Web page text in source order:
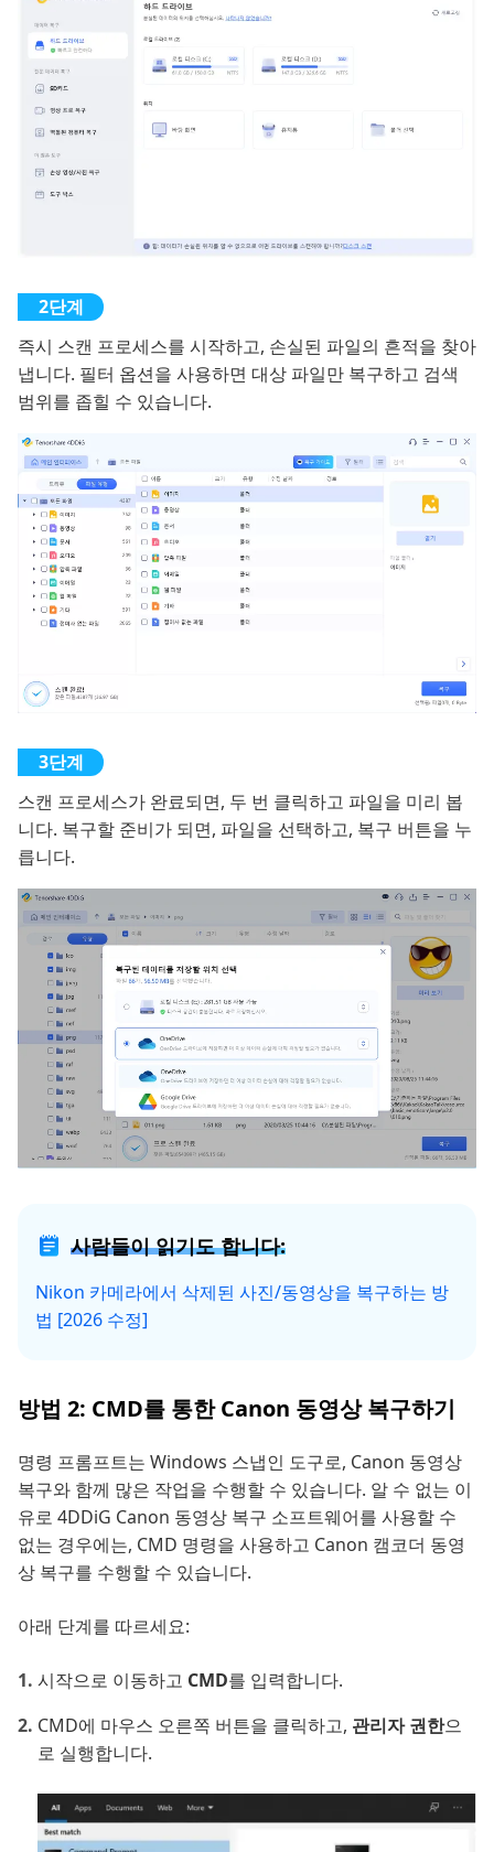
즉시 스캔 프로세스를 시작하고, 손실된 파일의 흔적을 찾아
냅니다. 필터 옵션을 사용하면 대상 파일만 복구하고 검색
범위를 좁힐 수 있습니다.
스캔 프로세스가 완료되면, 두 번 클릭하고 파일을 미리 봅
니다. 복구할 준비가 되면, 파일을 선택하고, 복구 버튼을 누
릅니다.
사람들이 읽기도 합니다:
Nikon 카메라에서 삭제된 사진/동영상을 복구하는 방
법 [2026 수정]
방법 2: CMD를 통한 Canon 동영상 복구하기
명령 프롬프트는 Windows 스냅인 도구로, Canon 동영상
복구와 함께 많은 작업을 수행할 수 있습니다. 알 수 없는 이
유로 4DDiG Canon 동영상 복구 소프트웨어를 사용할 수
없는 경우에는, CMD 명령을 사용하고 Canon 캠코더 동영
상 복구를 수행할 수 있습니다.
아래 단계를 따르세요:
시작으로 이동하고 CMD를 입력합니다.
CMD에 마우스 오른쪽 버튼을 클릭하고, 관리자 권한으
로 실행합니다.